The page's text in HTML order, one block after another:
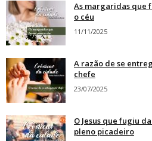
As margaridas que
o céu
11/11/2025
A razão de se
chefe
23/07/2025
O Jesus que fugiu
pleno picadeiro